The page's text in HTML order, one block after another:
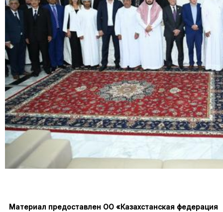
Материал предоставлен ОО «Казахстанская федерация